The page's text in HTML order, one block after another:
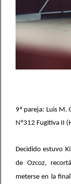
9ª pareja: Luis M.
Nº312 Fugitiva II
Decidido estuvo
de Ozcoz,
meterse en la